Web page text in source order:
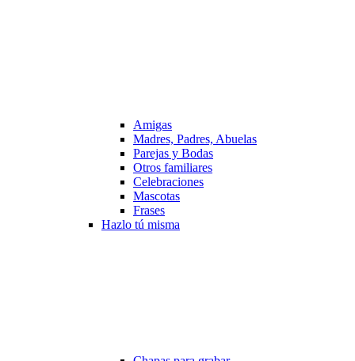
Amigas
Madres, Padres, Abuelas
Parejas y Bodas
Otros familiares
Celebraciones
Mascotas
Frases
Hazlo tú misma